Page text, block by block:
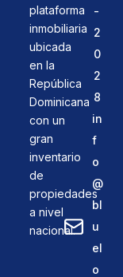
plataforma
inmobiliaria
ubicada
en la
República
Dominicana
con un
gran
inventario
de
propiedades
a nivel
nacional.
-
2
0
2
8
in
f
o
@
bl
u
el
o